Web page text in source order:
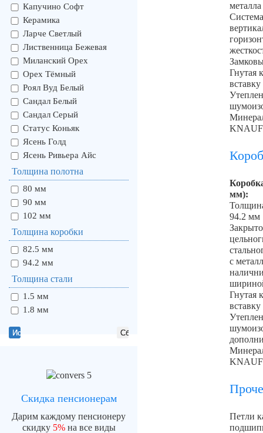
Капучино Софт
Керамика
Ларче Светлый
Лиственница Бежевая
Миланский Орех
Орех Тёмный
Роял Вуд Белый
Сандал Белый
Сандал Серый
Статус Коньяк
Ясень Голд
Ясень Ривьера Айс
Толщина полотна
80 мм
90 мм
102 мм
Толщина коробки
82.5 мм
94.2 мм
Толщина стали
1.5 мм
1.8 мм
Скидка пенсионерам
Дарим каждому пенсионеру
скидку 5%на все виды
металла
Гнутая
KNAUF
мм):
94.2 мм
с
Гнутая
KNAUF
Петли